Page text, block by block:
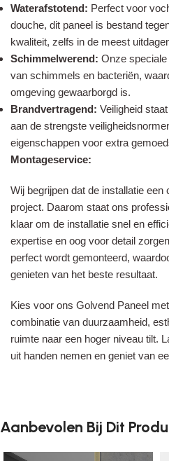
Waterafstotend: Perfect voor
douche, dit paneel is bestand
kwaliteit, zelfs in de meest
Schimmelwerend: Onze
van schimmels en bacteriën,
omgeving gewaarborgd is.
Brandvertragend: Veiligheid
aan de strengste
eigenschappen voor extra
Montageservice:
Wij begrijpen dat de installatie
project. Daarom staat ons
klaar om de installatie snel en
expertise en oog voor detail
perfect wordt gemonteerd,
genieten van het beste resultaat.
Kies voor ons Golvend Paneel
combinatie van duurzaamheid,
ruimte naar een hoger niveau tilt.
uit handen nemen en geniet van
Aanbevolen Bij Dit